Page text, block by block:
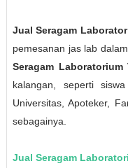
Jual Seragam
pemesanan jas lab
Seragam Laboratorium
kalangan, seperti
Universitas, Apoteker,
sebagainya.
Jual Seragam